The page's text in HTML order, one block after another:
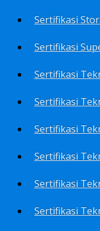
Sertifikasi
Sertifikasi
Sertifikasi
Sertifikasi
Sertifikasi
Sertifikasi
Sertifikasi